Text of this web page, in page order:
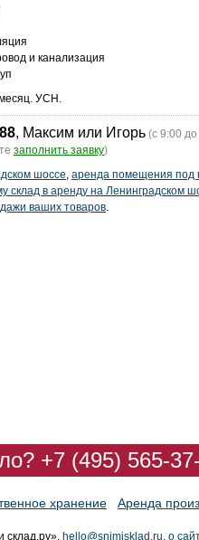
и канализация
УСН.
, Максим или Игорь (с 9:00
заполнить заявку)
шоссе, аренда помещения под
склад в аренду на Ленинградском
ваших товаров.
+7 (495) 565-
хранение Аренда
склад.ру», hello@snimisklad.ru, о